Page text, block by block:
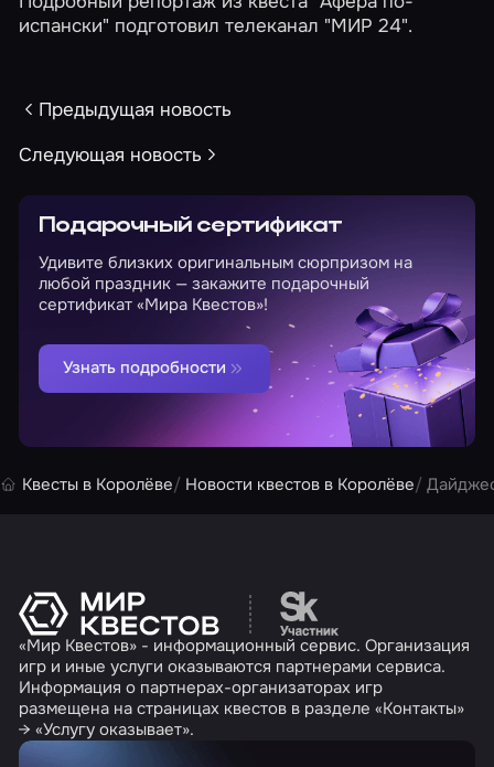
испански" подготовил телеканал "МИР 24".
Предыдущая новость
Следующая новость
Подарочный сертификат
Удивите близких оригинальным сюрпризом на
любой праздник — закажите подарочный
сертификат «Мира Квестов»!
Узнать подробности
Квесты в Королёве Новости квестов в Королёве
Перейти на сайт
«Мир Квестов» - информационный сервис. Организация
игр и иные услуги оказываются партнерами сервиса.
Информация о партнерах-организаторах игр
размещена на страницах квестов в разделе «Контакты»
→ «Услугу оказывает».